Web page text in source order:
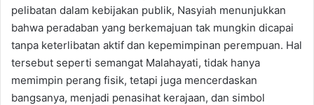
pelibatan dalam kebijakan publik, Nasyiah menunjukkan
bahwa peradaban yang berkemajuan tak mungkin dicapai
tanpa keterlibatan aktif dan kepemimpinan perempuan. Hal
tersebut seperti semangat Malahayati, tidak hanya
memimpin perang fisik, tetapi juga mencerdaskan
bangsanya, menjadi penasihat kerajaan, dan simbol